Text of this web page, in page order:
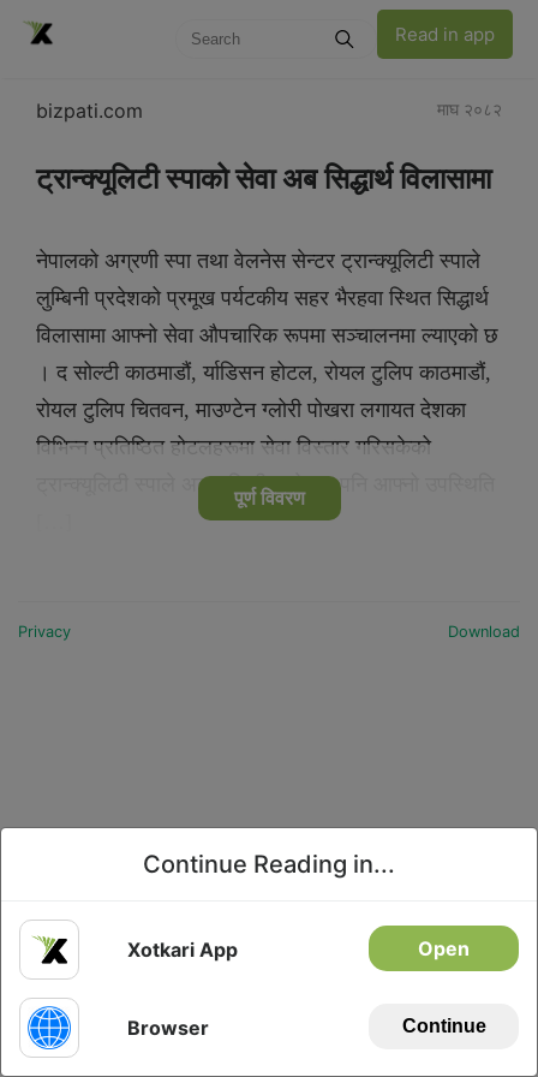
Continue Reading in...
Xotkari App Open
Browser Continue
Read in app
bizpati.com माघ २०८२
ट्रान्क्यूलिटी स्पाको सेवा अब सिद्धार्थ विलासामा
नेपालको अग्रणी स्पा तथा वेलनेस सेन्टर ट्रान्क्यूलिटी स्पाले
लुम्बिनी प्रदेशको प्रमूख पर्यटकीय सहर भैरहवा स्थित सिद्धार्थ
विलासामा आफ्नो सेवा औपचारिक रूपमा सञ्चालनमा ल्याएको छ
। द सोल्टी काठमाडौं, र्याडिसन होटल, रोयल टुलिप काठमाडौं,
रोयल टुलिप चितवन, माउण्टेन ग्लोरी पोखरा लगायत देशका
विभिन्न प्रतिष्ठित होटलहरूमा सेवा विस्तार गरिसकेको
ट्रान्क्यूलिटी स्पाले अब लुम्बिनी प्रदेशमा पनि आफ्नो उपस्थिति
पूर्ण विवरण
Privacy Download